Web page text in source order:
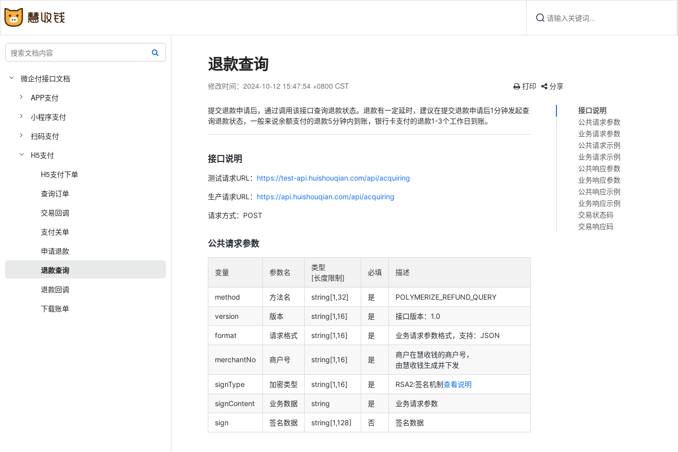
微企付接口文档
APP支付
小程序支付
扫码支付
H5支付
H5支付下单
查询订单
交易回调
支付关单
申请退款
退款查询
退款回调
下载账单
退款查询
修改时间：2024-10-12 15:47:54 +0800 CST 分享
打印
接口说明
公共请求参数
业务请求参数
公共请求示例
业务请求示例
公共响应参数
业务响应参数
公共响应示例
业务响应示例
交易状态码
交易响应码
提交退款申请后，通过调用该接口查询退款状态。退款有一定延时，建议在提交退款申请后1分钟发起查
询退款状态，一般来说余额支付的退款5分钟内到账，银行卡支付的退款1-3个工作日到账。
接口说明
测试请求URL： https://test-api.huishouqian.com/api/acquiring
生产请求URL： https://api.huishouqian.com/api/acquiring
请求方式：POST
公共请求参数
变量 参数名
类型
[长度限制]
必填 描述
method 方法名 string[1,32] 是 POLYMERIZE_REFUND_QUERY
version 版本 string[1,16] 是 接口版本：1.0
format 请求格式 string[1,16] 是 业务请求参数格式，支持：JSON
merchantNo 商户号 string[1,16] 是
商户在慧收钱的商户号，
由慧收钱生成并下发
signType 加密类型 string[1,16] 是 RSA2:签名机制查看说明
signContent 业务数据 string 是 业务请求参数
sign 签名数据 string[1,128] 否 签名数据